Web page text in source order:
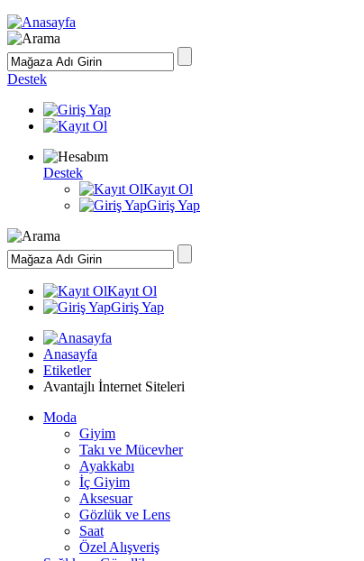
Destek
Destek
Kayıt Ol
Giriş Yap
Kayıt Ol
Giriş Yap
Anasayfa
Etiketler
Avantajlı İnternet Siteleri
Moda
Giyim
Takı ve Mücevher
Ayakkabı
İç Giyim
Aksesuar
Gözlük ve Lens
Saat
Özel Alışveriş